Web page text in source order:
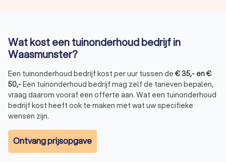
Wat kost een tuinonderhoud bedrijf in
Waasmunster?
Een tuinonderhoud bedrijf kost per uur tussen de €35,- en€
50,-Een tuinonderhoud bedrijf mag zelf de tarieven bepalen,
vraag daarom vooraf een offerte aan. Wat een tuinonderhoud
bedrijf kost heeft ook te maken met wat uw specifieke
wensen zijn.
Ontvang prijsopgave